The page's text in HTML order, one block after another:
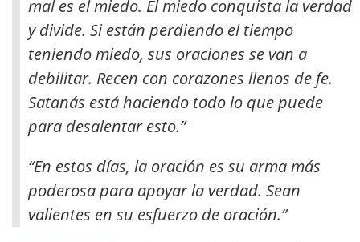
mal es el miedo. El miedo conquista la verdad
y divide. Si están perdiendo el tiempo
teniendo miedo, sus oraciones se van a
debilitar. Recen con corazones llenos de fe.
Satanás está haciendo todo lo que puede
para desalentar esto.”
“En estos días, la oración es su arma más
poderosa para apoyar la verdad. Sean
valientes en su esfuerzo de oración.”